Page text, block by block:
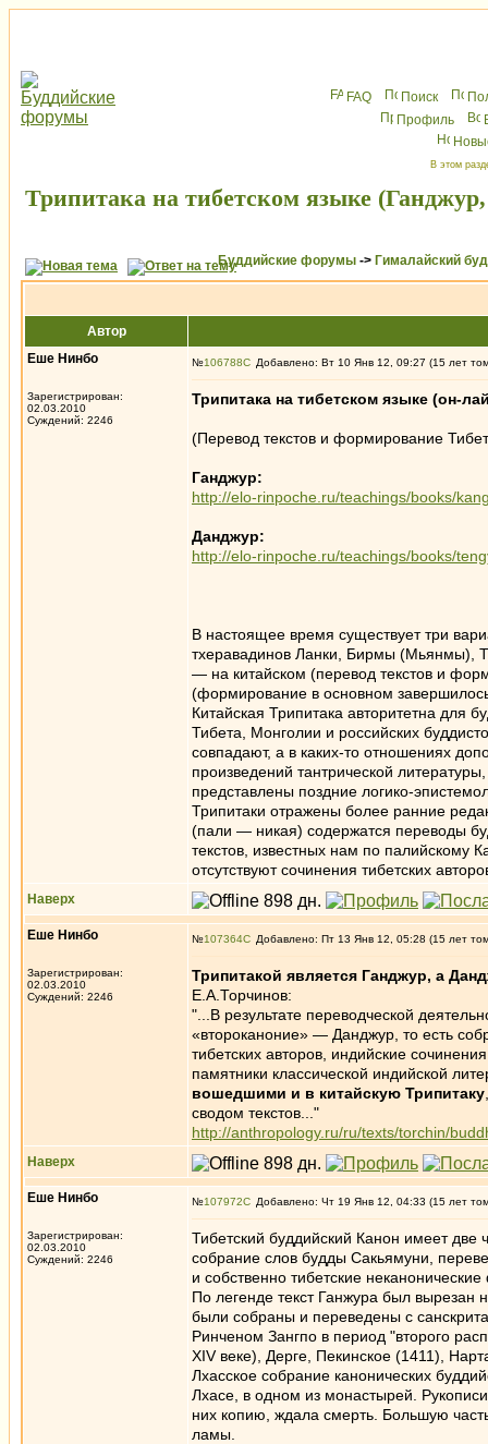
FAQ Поиск
Профиль
В этом
Трипитака на тибетском языке
Буддийские форумы -> Гималайский
Автор
Еше Нинбо
Зарегистрирован:
02.03.2010
Суждений: 2246
№106788 Добавлено: Вт 10 Янв 12, 09:27 (15 лет
Трипитака на тибетском языке (он-
(Перевод текстов и формирование
Ганджур:
http://elo-rinpoche.ru/teachings/books/
Данджур:
http://elo-rinpoche.ru/teachings/books/
В настоящее время существует три
тхеравадинов Ланки, Бирмы (Мьянмы),
— на китайском (перевод текстов и
(формирование в основном
Китайская Трипитака авторитетна для
Тибета, Монголии и российских
совпадают, а в каких-то отношениях
произведений тантрической
представлены поздние логико-
Трипитаки отражены более ранние
(пали — никая) содержатся переводы
текстов, известных нам по палийскому
отсутствуют сочинения тибетских
Наверх
Еше Нинбо
Зарегистрирован:
02.03.2010
Суждений: 2246
№107364 Добавлено: Пт 13 Янв 12, 05:28 (15 лет
Трипитакой является Ганджур, а
Е.А.Торчинов:
"...В результате переводческой
«второканоние» — Данджур, то есть
тибетских авторов, индийские
памятники классической индийской
вошедшими и в китайскую Трипитаку
сводом текстов..."
http://anthropology.ru/ru/texts/torchin/
Наверх
Еше Нинбо
Зарегистрирован:
02.03.2010
Суждений: 2246
№107972 Добавлено: Чт 19 Янв 12, 04:33 (15 лет
Тибетский буддийский Канон имеет две
собрание слов будды Сакьямуни,
и собственно тибетские
По легенде текст Ганжура был вырезан
были собраны и переведены с
Ринченом Зангпо в период "второго
XIV веке), Дерге, Пекинское (1411),
Лхасское собрание канонических
Лхасе, в одном из монастырей.
них копию, ждала смерть. Большую
ламы.